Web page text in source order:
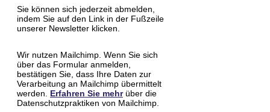
Sie können sich jederzeit abmelden,
indem Sie auf den Link in der Fußzeile
unserer Newsletter klicken.
Wir nutzen Mailchimp. Wenn Sie sich
über das Formular anmelden,
bestätigen Sie, dass Ihre Daten zur
Verarbeitung an Mailchimp übermittelt
werden. Erfahren Sie mehrüber die
Datenschutzpraktiken von Mailchimp.